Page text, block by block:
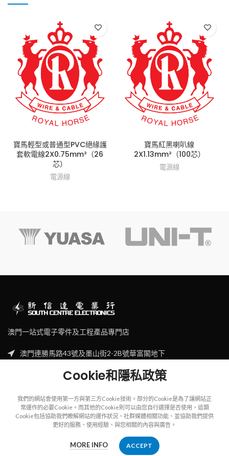
寶馬輕型或普通型PVC絕緣護
套軟電線2X0.75mm²（26
芯）
電源線
寶馬紅黑喇叭線
2X1.13mm²（100芯）
電源線
澳門一站式電子零件及工程產品專門店
澳門連勝馬路43號及墨山街2-2B號華富閣地下
Email: sales@scecl.com
2023SOUTH CENTRE ELECTRIONCISAll rights reserved.
Cookie和隱私政策
我們的網站會使用第一方與第三方Cookie技術。部分的Cookie是為了讓網站正
常運作的必要Cookie。而其他的Cookie則可以由您自行選擇是否使用，這類
Cookie包括協助我們瞭解網站的運作狀況、社群媒體相關功能、並協助我們提供
更好的服務、使用經驗、與您相關的內容與廣告。
MORE INFO ACCEPT